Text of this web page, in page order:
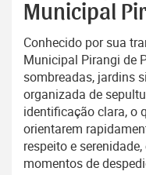
Municipal
Conhecido por sua
Municipal Pirangi de
sombreadas, jardins
organizada de
identificação clara, o
orientarem
respeito e
momentos de